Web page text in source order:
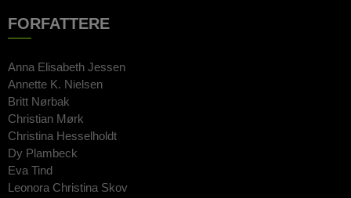
FORFATTERE
Anna Elisabeth Jessen
Annette K. Nielsen
Britt Nørbak
Christian Mørk
Christina Hesselholdt
Dy Plambeck
Eva Tind
Leonora Christina Skov